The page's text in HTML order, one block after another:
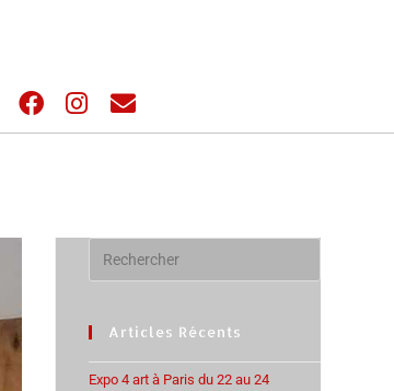
Articles Récents
Expo 4 art à Paris du 22 au 24